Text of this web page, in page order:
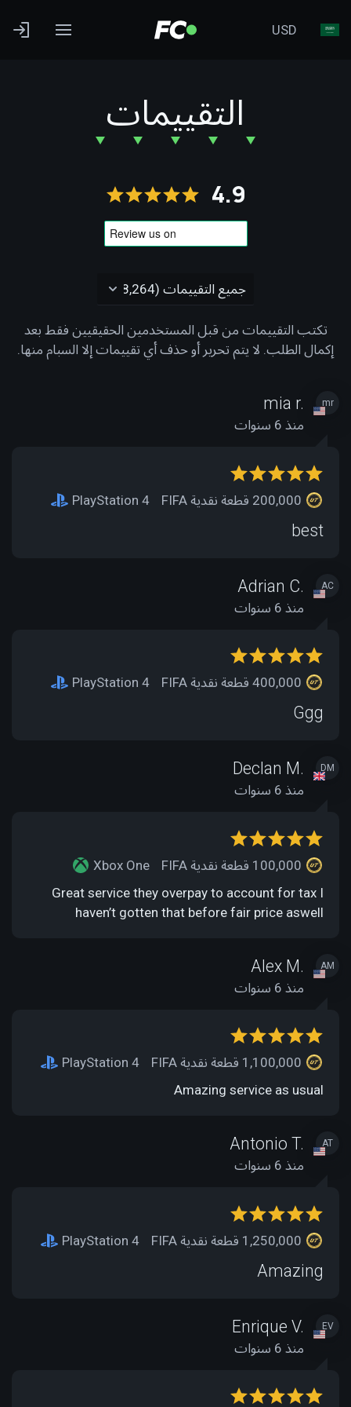
USD
التقييمات
4.9
تكتب التقييمات من قبل المستخدمين الحقيقيين فقط بعد
إكمال الطلب. لا يتم تحرير أو حذف أي تقييمات إلا السبام منها.
mr
mia r.
منذ 6 سنوات
PlayStation 4
best
AC
Adrian C.
منذ 6 سنوات
PlayStation 4
Ggg
DM
Declan M.
منذ 6 سنوات
Xbox One
Great service they overpay to account for tax I
haven’t gotten that before fair price aswell
AM
Alex M.
منذ 6 سنوات
PlayStation 4
Amazing service as usual
AT
Antonio T.
منذ 6 سنوات
PlayStation 4
Amazing
EV
Enrique V.
منذ 6 سنوات